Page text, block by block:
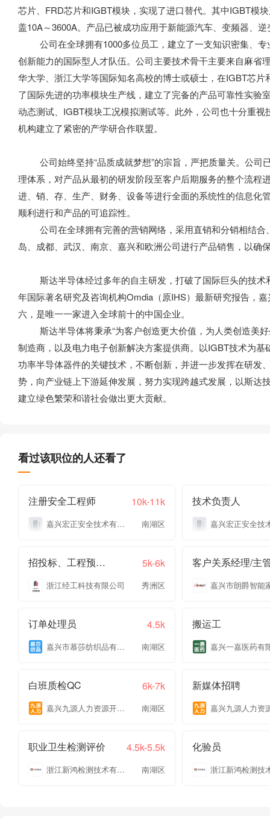
芯片、FRD芯片和IGBT模块，实现了进口替代。其中IGBT模
盖10A～3600A。产品已被成功应用于新能源汽车、变频器、
公司在全球拥有1000多位员工，建立了一支知识密集、专
创新能力的国际型人才队伍。公司主要技术骨干主要来自麻省
华大学、浙江大学等国际知名高校的博士或硕士，在IGBT芯
了国际先进的功率模块生产线，建立了完备的产品可靠性实
动态测试、IGBT模块工况模拟测试等。此外，公司也十分重
机构建立了紧密的产学研合作联盟。
公司始终坚持“品质成就梦想”的宗旨，严把质量关。公司
理体系，对产品从最初的研发阶段至客户后期服务的整个流
进、销、存、生产、财务、设备等进行全面的系统性的信息化
顺利进行和产品的可追踪性。
公司在全球拥有完善的营销网络，采用直销和分销相结合
岛、成都、武汉、南京、嘉兴和欧洲公司进行产品销售，以确
斯达半导体经过多年的自主研发，打破了国际巨头的技术
年国际著名研究及咨询机构Omdia（原IHS）最新研究报告，
六，是唯一一家进入全球前十的中国企业。
斯达半导体将秉承“为客户创造更大价值，为人类创造美好
制造商，以及电力电子创新解决方案提供商。以IGBT技术为
功率半导体器件的关键技术，不断创新，并进一步发挥在研发
势，向产业链上下游延伸发展，努力实现跨越式发展，以斯达
建立绿色繁荣和谐社会做出更大贡献。
看过该职位的人还看了
注册安全工程师 10k-11k
嘉兴宏正安全技术有限公司 南湖区
技术负责人
招投标、工程预结算 5k-6k
浙江经工科技有限公司 秀洲区
客户关系经理/主
订单处理员 4.5k
嘉兴市慕莎纺织品有限公司 南湖区
搬运工
嘉兴一嘉医药有
白班质检QC 6k-7k
嘉兴九源人力资源开发有限公司 南湖区
新媒体招聘
职业卫生检测评价 4.5k-5.5k
浙江新鸿检测技术有限公司 南湖区
化验员